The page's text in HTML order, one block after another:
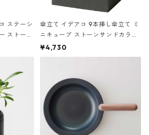
ステーシ
ストーン
Station
傘立て イデアコ 9本挿し傘立て ミ
ニキューブ ストーンサンドカラー
石調 ideaco Umbrella Stand CUB
E ストーンサンドブラック
¥4,730